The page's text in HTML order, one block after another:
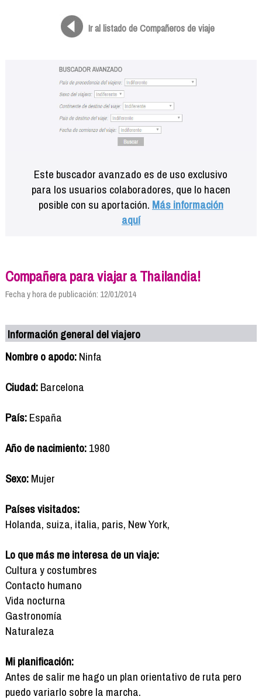
Ir al listado de Compañeros de viaje
Este buscador avanzado es de uso exclusivo
para los usuarios colaboradores, que lo hacen
posible con su aportación. Más información
aquí
Compañera para viajar a Thailandia!
Fecha y hora de publicación: 12/01/2014
Información general del viajero
Nombre o apodo:Ninfa
Ciudad:Barcelona
País:España
Año de nacimiento:1980
Sexo:Mujer
Países visitados:
Holanda, suiza, italia, paris, New York,
Lo que más me interesa de un viaje:
Cultura y costumbres
Contacto humano
Vida nocturna
Gastronomía
Naturaleza
Mi planificación:
Antes de salir me hago un plan orientativo de ruta pero
puedo variarlo sobre la marcha.